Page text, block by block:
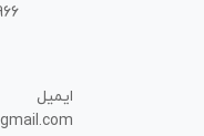
ایمیل